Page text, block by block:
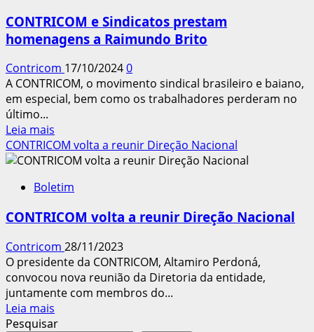
CONTRICOM e Sindicatos prestam
homenagens a Raimundo Brito
Contricom 17/10/20240
A CONTRICOM, o movimento sindical brasileiro e baiano,
em especial, bem como os trabalhadores perderam no
último...
Leia mais
mais
sobre
e
prestam
a
Raimundo
Brito
CONTRICOM volta a reunir Direção Nacional
Boletim
CONTRICOM volta a reunir Direção Nacional
Contricom 28/11/2023
O presidente da CONTRICOM, Altamiro Perdoná,
convocou nova reunião da Diretoria da entidade,
juntamente com membros do...
Leia mais
mais
Pesquisar